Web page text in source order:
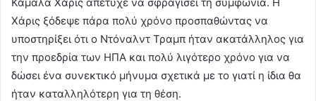
Χάρις ξόδεψε πάρα πολύ χρόνο προσπαθώντας να
υποστηρίξει ότι ο Ντόναλντ Τραμπ ήταν ακατάλληλος για
την προεδρία των ΗΠΑ και πολύ λιγότερο χρόνο για να
δώσει ένα συνεκτικό μήνυμα σχετικά με το γιατί η ίδια θα
ήταν καταλληλότερη για τη θέση.